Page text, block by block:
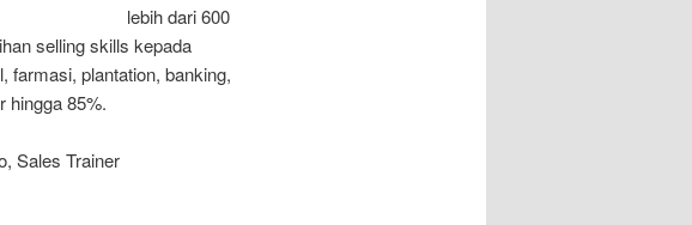
lebih dari 600
selling skills kepada
farmasi, plantation, banking,
hingga 85%.
Sales Trainer